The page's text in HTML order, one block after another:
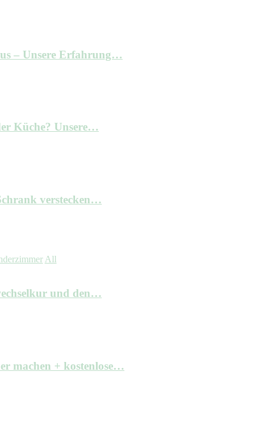
– Unsere Erfahrung…
Küche? Unsere…
verstecken…
All
und den…
machen + kostenlose…